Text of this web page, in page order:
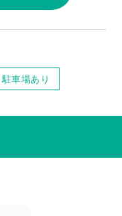
駐車場あり